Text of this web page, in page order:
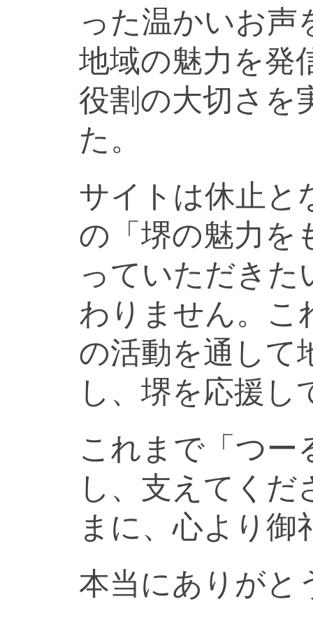
った温かいお声
地域の魅力を発
役割の大切さを
た。
サイトは休止と
の「堺の魅力を
っていただきた
わりません。こ
の活動を通して
し、堺を応援し
これまで「つー
し、支えてく
まに、心より御
本当にありがと